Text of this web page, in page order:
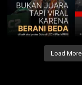
Load More